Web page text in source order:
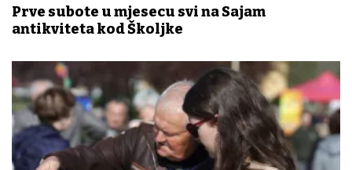
Prve subote u mjesecu svi na Sajam
antikviteta kod Školjke